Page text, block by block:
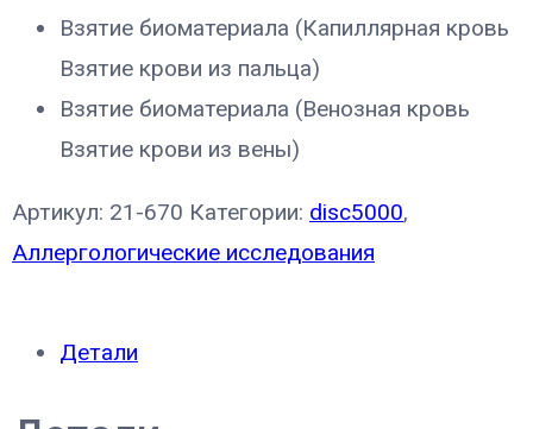
Взятие биоматериала (Капиллярная кровь
Взятие крови из пальца)
Взятие биоматериала (Венозная кровь
Взятие крови из вены)
Артикул: 21-670 Категории: disc5000,
Аллергологические исследования
Детали